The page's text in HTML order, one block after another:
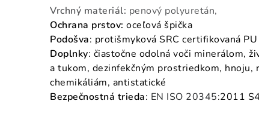
Vrchný materiál: penový polyuretán,
Ochrana prstov: oceľová špička
Podošva: protišmyková SRC certifikovaná
Doplnky: čiastočne odolná voči minerálom,
a tukom, dezinfekčným prostriedkom, hnoju,
chemikáliám, antistatické
Bezpečnostná trieda: EN ISO 20345:2011